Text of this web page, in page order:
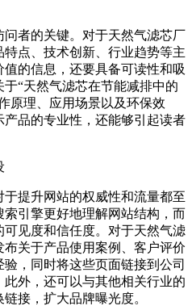
者的关键。对于天然气滤芯厂
点、技术创新、行业趋势等主
的信息，还要具备可读性和吸
“天然气滤芯在节能减排中的
原理、应用场景以及环保效
品的专业性，还能够引起读者
提升网站的权威性和流量都至
引擎更好地理解网站结构，而
见度和信任度。对于天然气滤
关于产品使用案例、客户评价
，同时将这些页面链接到公司
外，还可以与其他相关行业的
接，扩大品牌曝光度。